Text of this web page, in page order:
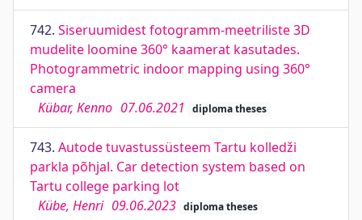
742. Siseruumidest fotogramm-meetriliste 3D
mudelite loomine 360° kaamerat kasutades.
Photogrammetric indoor mapping using 360°
camera
Kübar, Kenno 07.06.2021 diploma theses
743. Autode tuvastussüsteem Tartu kolledži
parkla põhjal. Car detection system based on
Tartu college parking lot
Kübe, Henri 09.06.2023 diploma theses